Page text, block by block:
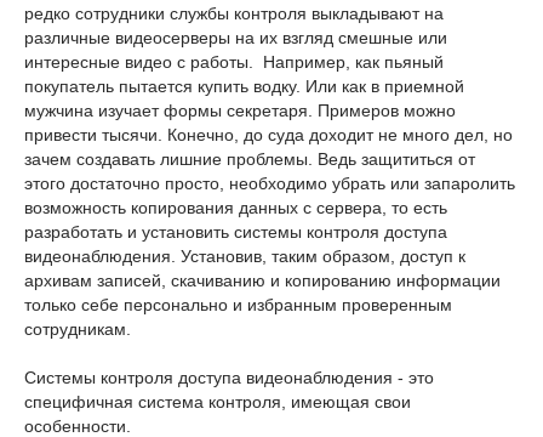
редко сотрудники службы контроля выкладывают на
различные видеосерверы на их взгляд смешные или
интересные видео с работы. Например, как пьяный
покупатель пытается купить водку. Или как в приемной
мужчина изучает формы секретаря. Примеров можно
привести тысячи. Конечно, до суда доходит не много дел, но
зачем создавать лишние проблемы. Ведь защититься от
этого достаточно просто, необходимо убрать или запаролить
возможность копирования данных с сервера, то есть
разработать и установить системы контроля доступа
видеонаблюдения. Установив, таким образом, доступ к
архивам записей, скачиванию и копированию информации
только себе персонально и избранным проверенным
сотрудникам.
Системы контроля доступа видеонаблюдения - это
специфичная система контроля, имеющая свои
особенности.